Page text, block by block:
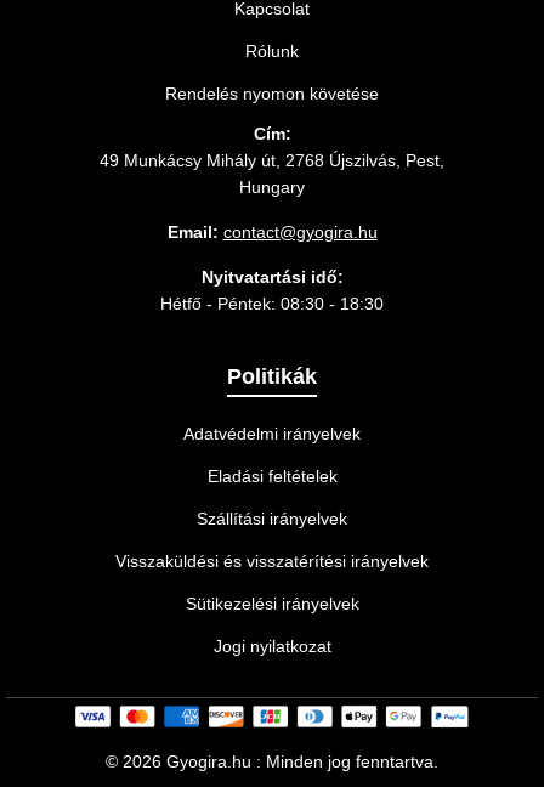
Kapcsolat
Rólunk
Rendelés nyomon követése
Cím:
49 Munkácsy Mihály út, 2768 Újszilvás, Pest,
Hungary
Email: contact@gyogira.hu
Nyitvatartási idő:
Hétfő - Péntek: 08:30 - 18:30
Politikák
Adatvédelmi irányelvek
Eladási feltételek
Szállítási irányelvek
Visszaküldési és visszatérítési irányelvek
Sütikezelési irányelvek
Jogi nyilatkozat
© 2026 Gyogira.hu : Minden jog fenntartva.